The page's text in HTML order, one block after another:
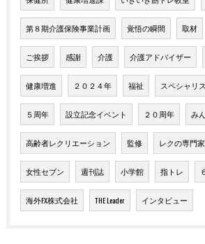
第８期介護保険事業計画 覚悟の瞬間 取材
ご挨拶 感謝 介護 介護アドバイザー
健康増進 ２０２４年 福祉 スペシャリ
５周年 設立記念イベント ２０周年 み
高齢者レクリエーション 監修 レクの専門家
女性セブン 週刊誌 小学館 指トレ
海外FX株式会社 THE Leader インタビュー